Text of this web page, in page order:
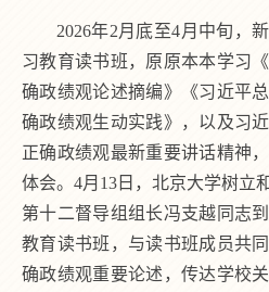
2026年2月底至4月中旬，
习教育读书班，原原本本学习
确政绩观论述摘编》《习近平
确政绩观生动实践》，以及习
正确政绩观最新重要讲话精神
体会。4月13日，北京大学树立
第十二督导组组长冯支越同志
教育读书班，与读书班成员共
确政绩观重要论述，传达学校